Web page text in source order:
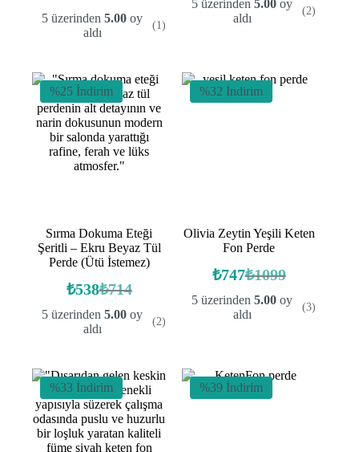
fiyat:
₺659.
andaki
fiyat:
5 üzerinden5.00 oy
aldı
(1)
₺990.
fiyat:
5 üzerinden5.00 oy
aldı
(2)
%25 İndirim
Sırma Dokuma Eteği
Şeritli – Ekru Beyaz Tül
Perde (Ütü İstemez)
₺714
Orijinal
fiyat:
₺714.
₺538Şu
andaki
fiyat:
5 üzerinden5.00 oy
aldı
(2)
%32 İndirim
Olivia Zeytin Yeşili Keten
Fon Perde
₺1099
Orijinal
fiyat:
₺1099.
₺747 Şu
andaki
fiyat:
5 üzerinden5.00 oy
aldı
(3)
%33 İndirim %39 İndirim